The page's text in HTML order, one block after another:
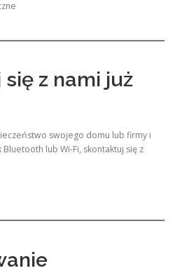
z nami już
swojego domu lub firmy i
lub Wi-Fi, skontaktuj się z